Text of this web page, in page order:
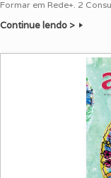
Formar em Rede+. 2
Continue lendo >